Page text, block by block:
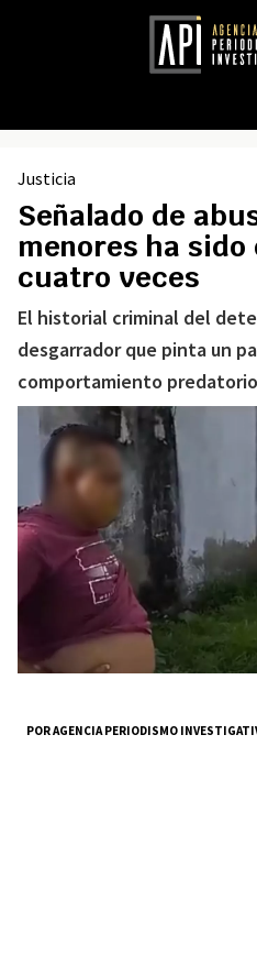
Justicia
Señalado de
menores ha
cuatro veces
El historial criminal del
desgarrador que pinta un
comportamiento
POR AGENCIA PERIODISMO